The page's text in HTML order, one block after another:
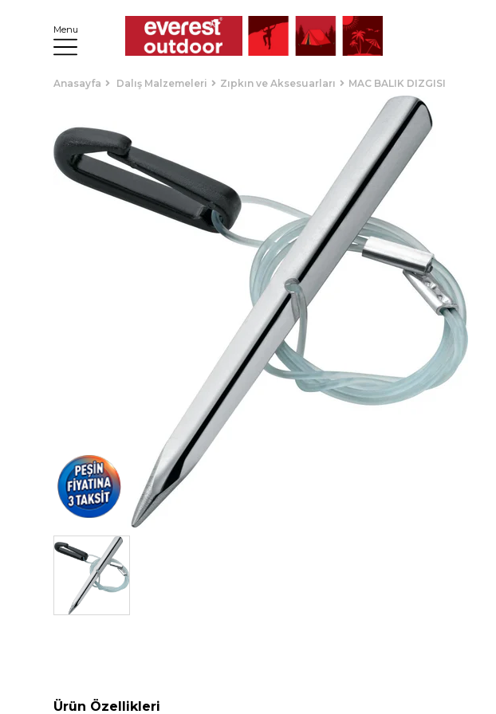
Menu
Anasayfa Dalış Malzemeleri Zıpkın ve Aksesuarları MAC BALIK DIZGISI
Ürün Özellikleri